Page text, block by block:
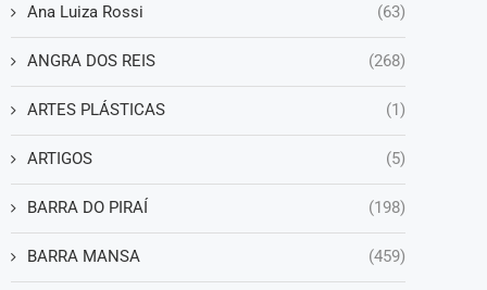
Ana Luiza Rossi (63)
ANGRA DOS REIS (268)
ARTES PLÁSTICAS (1)
ARTIGOS (5)
BARRA DO PIRAÍ (198)
BARRA MANSA (459)